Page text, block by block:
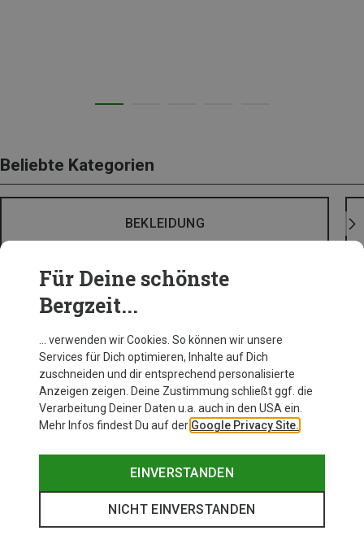
Beliebte Kategorien
BEKLEIDUNG
Für Deine schönste
Bergzeit...
… verwenden wir Cookies. So können wir unsere
Services für Dich optimieren, Inhalte auf Dich
zuschneiden und dir entsprechend personalisierte
Anzeigen zeigen. Deine Zustimmung schließt ggf. die
Verarbeitung Deiner Daten u.a. auch in den USA ein.
Mehr Infos findest Du auf der Google Privacy Site.
EINVERSTANDEN
NICHT EINVERSTANDEN